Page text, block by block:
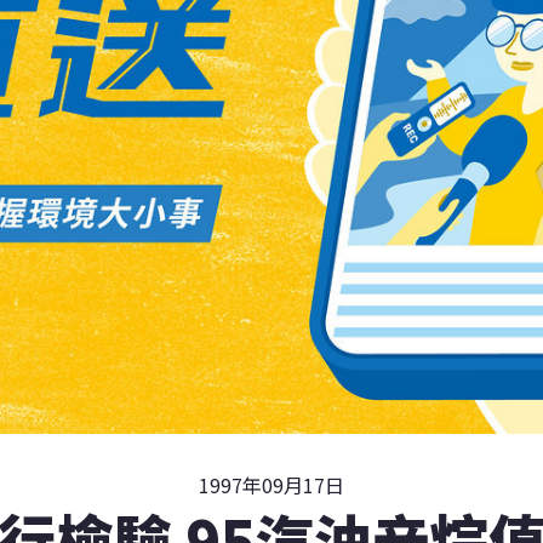
1997年09月17日